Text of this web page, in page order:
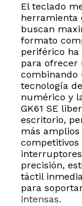
El teclado
herramienta
buscan
formato
periférico ha
para ofrecer
combinando
tecnología
numérico y
GK61 SE
escritorio,
más
competitivos
precisión,
táctil
para
intensas.